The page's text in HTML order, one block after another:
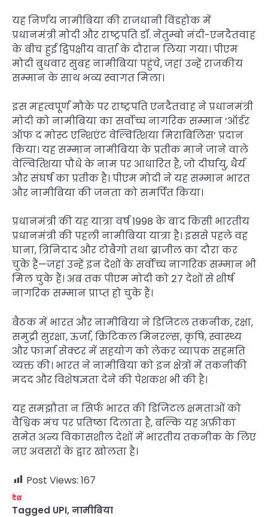
यह निर्णय नामीबिया की राजधानी विंडहोक में
प्रधानमंत्री मोदी और राष्ट्रपति डॉ. नेतुम्बो नंदी-एनदैतवाह
के बीच हुई द्विपक्षीय वार्ता के दौरान लिया गया। पीएम
मोदी बुधवार सुबह नामीबिया पहुंचे, जहां उन्हें राजकीय
सम्मान के साथ भव्य स्वागत मिला।
इस महत्वपूर्ण मौके पर राष्ट्रपति एनदैतवाह ने प्रधानमंत्री
मोदी को नामीबिया का सर्वोच्च नागरिक सम्मान ‘ऑर्डर
ऑफ द मोस्ट एन्शिएंट वेल्वित्शिया मिराबिलिस’ प्रदान
किया। यह सम्मान नामीबिया के प्रतीक माने जाने वाले
वेल्वित्शिया पौधे के नाम पर आधारित है, जो दीर्घायु, धैर्य
और संघर्ष का प्रतीक है। पीएम मोदी ने यह सम्मान भारत
और नामीबिया की जनता को समर्पित किया।
प्रधानमंत्री की यह यात्रा वर्ष 1998 के बाद किसी भारतीय
प्रधानमंत्री की पहली नामीबिया यात्रा है। इससे पहले वह
घाना, त्रिनिदाद और टोबैगो तथा ब्राजील का दौरा कर
चुके हैं—जहां उन्हें इन देशों के सर्वोच्च नागरिक सम्मान भी
मिल चुके हैं। अब तक पीएम मोदी को 27 देशों से शीर्ष
नागरिक सम्मान प्राप्त हो चुके हैं।
बैठक में भारत और नामीबिया ने डिजिटल तकनीक, रक्षा,
समुद्री सुरक्षा, ऊर्जा, क्रिटिकल मिनरल्स, कृषि, स्वास्थ्य
और फार्मा सेक्टर में सहयोग को लेकर व्यापक सहमति
व्यक्त की। भारत ने नामीबिया को इन क्षेत्रों में तकनीकी
मदद और विशेषज्ञता देने की पेशकश भी की है।
यह समझौता न सिर्फ भारत की डिजिटल क्षमताओं को
वैश्विक मंच पर प्रतिष्ठा दिलाता है, बल्कि यह अफ्रीका
समेत अन्य विकासशील देशों में भारतीय तकनीक के लिए
नए अवसरों के द्वार खोलता है।
Post Views: 167
देश
Tagged UPI, नामीबिया